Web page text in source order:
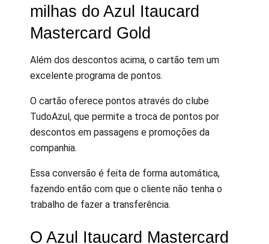
milhas do Azul Itaucard
Mastercard Gold
Além dos descontos acima, o cartão tem um
excelente programa de pontos.
O cartão oferece pontos através do clube
TudoAzul, que permite a troca de pontos por
descontos em passagens e promoções da
companhia.
Essa conversão é feita de forma automática,
fazendo então com que o cliente não tenha o
trabalho de fazer a transferência.
O Azul Itaucard Mastercard